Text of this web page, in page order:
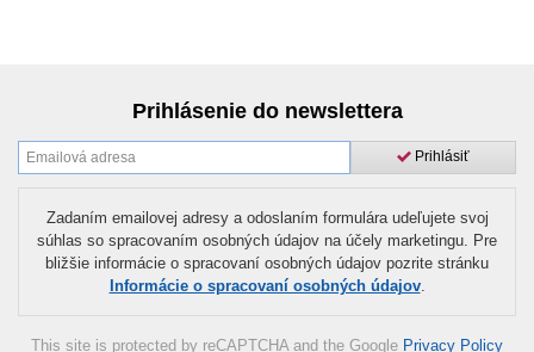
Prihlásenie do newslettera
Prihlásiť
Zadaním emailovej adresy a odoslaním formulára udeľujete svoj
súhlas so spracovaním osobných údajov na účely marketingu. Pre
bližšie informácie o spracovaní osobných údajov pozrite stránku
Informácie o spracovaní osobných údajov.
This site is protected by reCAPTCHA and the Google Privacy Policy